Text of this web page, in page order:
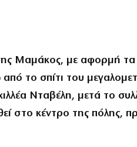
Μαμάκος, με αφορμή τα
το σπίτι του
Νταβέλη, μετά το
στο κέντρο της πόλης,